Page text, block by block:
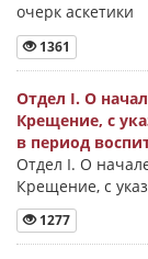
очерк аскетики
1361
Отдел I. О
Крещение, с
в период
Отдел I. О
Крещение, с
1277